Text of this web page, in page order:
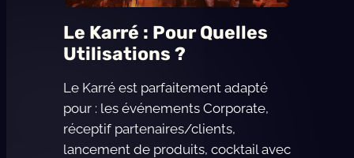
Le Karré : Pour Quelles
Utilisations ?
Le Karré est parfaitement adapté
pour : les événements Corporate,
réceptif partenaires/clients,
lancement de produits, cocktail avec